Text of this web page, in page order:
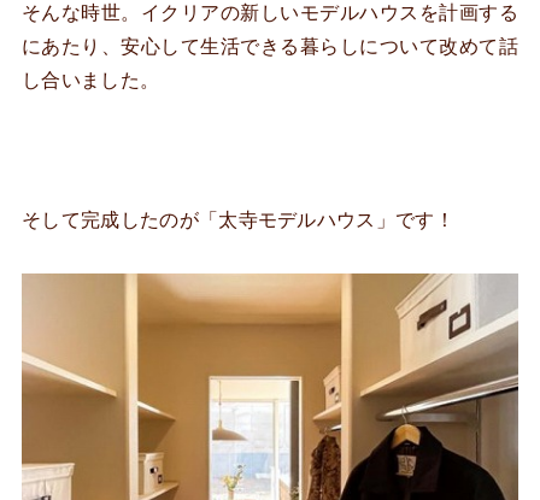
そんな時世。イクリアの新しいモデルハウスを計画する
にあたり、安心して生活できる暮らしについて改めて話
し合いました。
そして完成したのが「太寺モデルハウス」です！